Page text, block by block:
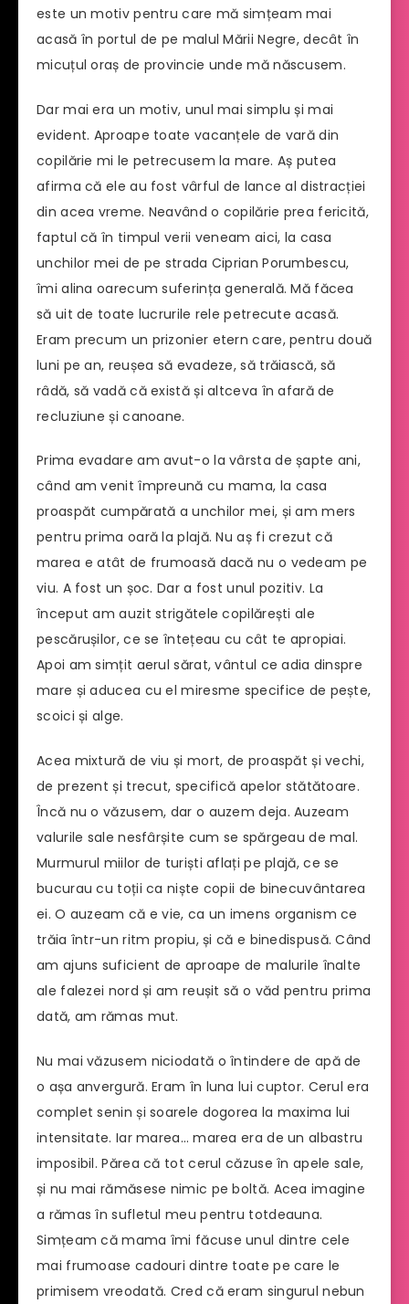
este un motiv pentru care mă simțeam mai
acasă în portul de pe malul Mării Negre, decât în
micuțul oraș de provincie unde mă născusem.
Dar mai era un motiv, unul mai simplu și mai
evident. Aproape toate vacanțele de vară din
copilărie mi le petrecusem la mare. Aș putea
afirma că ele au fost vârful de lance al distracției
din acea vreme. Neavând o copilărie prea fericită,
faptul că în timpul verii veneam aici, la casa
unchilor mei de pe strada Ciprian Porumbescu,
îmi alina oarecum suferința generală. Mă făcea
să uit de toate lucrurile rele petrecute acasă.
Eram precum un prizonier etern care, pentru două
luni pe an, reușea să evadeze, să trăiască, să
râdă, să vadă că există și altceva în afară de
recluziune și canoane.
Prima evadare am avut-o la vârsta de șapte ani,
când am venit împreună cu mama, la casa
proaspăt cumpărată a unchilor mei, și am mers
pentru prima oară la plajă. Nu aș fi crezut că
marea e atât de frumoasă dacă nu o vedeam pe
viu. A fost un șoc. Dar a fost unul pozitiv. La
început am auzit strigătele copilărești ale
pescărușilor, ce se întețeau cu cât te apropiai.
Apoi am simțit aerul sărat, vântul ce adia dinspre
mare și aducea cu el miresme specifice de pește,
scoici și alge.
Acea mixtură de viu și mort, de proaspăt și vechi,
de prezent și trecut, specifică apelor stătătoare.
Încă nu o văzusem, dar o auzem deja. Auzeam
valurile sale nesfârșite cum se spărgeau de mal.
Murmurul miilor de turiști aflați pe plajă, ce se
bucurau cu toții ca niște copii de binecuvântarea
ei. O auzeam că e vie, ca un imens organism ce
trăia într-un ritm propiu, și că e binedispusă. Când
am ajuns suficient de aproape de malurile înalte
ale falezei nord și am reușit să o văd pentru prima
dată, am rămas mut.
Nu mai văzusem niciodată o întindere de apă de
o așa anvergură. Eram în luna lui cuptor. Cerul era
complet senin și soarele dogorea la maxima lui
intensitate. Iar marea… marea era de un albastru
imposibil. Părea că tot cerul căzuse în apele sale,
și nu mai rămăsese nimic pe boltă. Acea imagine
a rămas în sufletul meu pentru totdeauna.
Simțeam că mama îmi făcuse unul dintre cele
mai frumoase cadouri dintre toate pe care le
primisem vreodată. Cred că eram singurul nebun